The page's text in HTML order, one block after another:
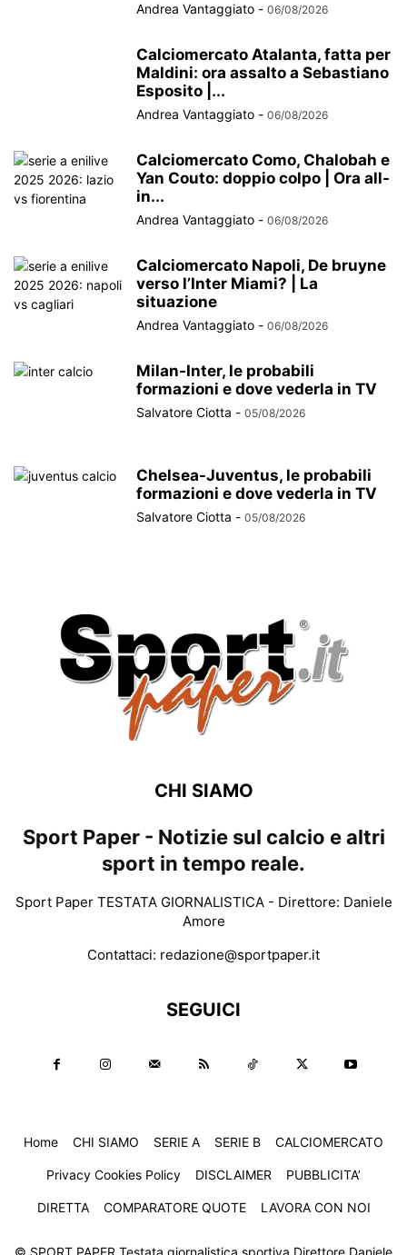
Andrea Vantaggiato - 06/08/2026
Calciomercato Atalanta, fatta per
Maldini: ora assalto a Sebastiano
Esposito |...
Andrea Vantaggiato - 06/08/2026
Calciomercato Como, Chalobah e
Yan Couto: doppio colpo | Ora all-
in...
Andrea Vantaggiato - 06/08/2026
Calciomercato Napoli, De bruyne
verso l’Inter Miami? | La
situazione
Andrea Vantaggiato - 06/08/2026
Milan-Inter, le probabili
formazioni e dove vederla in TV
Salvatore Ciotta - 05/08/2026
Chelsea-Juventus, le probabili
formazioni e dove vederla in TV
Salvatore Ciotta - 05/08/2026
CHI SIAMO
Sport Paper - Notizie sul calcio e altri
sport in tempo reale.
Sport Paper TESTATA GIORNALISTICA - Direttore: Daniele
Amore
Contattaci: redazione@sportpaper.it
SEGUICI
Home CHI SIAMO SERIE A SERIE B CALCIOMERCATO
Privacy Cookies Policy DISCLAIMER PUBBLICITA’
DIRETTA COMPARATORE QUOTE LAVORA CON NOI
© SPORT PAPER Testata giornalistica sportiva Direttore Daniele